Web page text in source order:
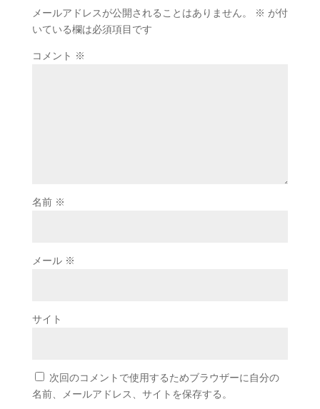
メールアドレスが公開されることはありません。 ※ が付
いている欄は必須項目です
コメント ※
名前 ※
メール ※
サイト
次回のコメントで使用するためブラウザーに自分の
名前、メールアドレス、サイトを保存する。